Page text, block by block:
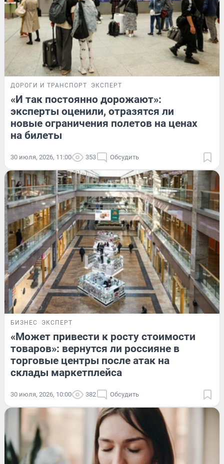
ДОРОГИ И ТРАНСПОРТ ЭКСПЕРТ
«И так постоянно дорожают»:
эксперты оценили, отразятся ли
новые ограничения полетов на ценах
на билеты
30 июля, 2026, 11:00 353 Обсудить
БИЗНЕС ЭКСПЕРТ
«Может привести к росту стоимости
товаров»: вернутся ли россияне в
торговые центры после атак на
склады маркетплейса
30 июля, 2026, 10:00 382 Обсудить